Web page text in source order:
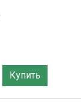
Купить